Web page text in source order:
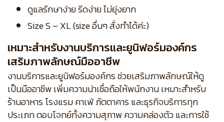
ดูแลรักษาง่าย รีดง่าย ไม่ยุ่งยาก
Size S – XL (size อื่นๆ สั่งทำได้ค่ะ)
เหมาะสำหรับงานบริการและยูนิฟอร์มองค์กร
เสริมภาพลักษณ์มืออาชีพ
งานบริการและยูนิฟอร์มองค์กร ช่วยเสริมภาพลักษณ์ให้ดู
เป็นมืออาชีพ เพิ่มความน่าเชื่อถือให้พนักงาน เหมาะสำหรับ
ร้านอาหาร โรงแรม คาเฟ่ ภัตตาคาร และธุรกิจบริการทุก
ประเภท ตอบโจทย์ทั้งความสุภาพ ความคล่องตัว และการใช้